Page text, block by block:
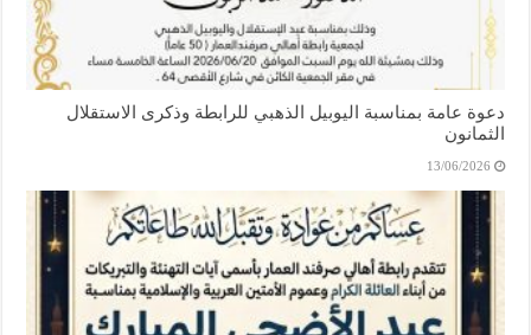
دعوة عامة بمناسبة اليوبيل الذهبي للرابطة وذكرى الاستقلال
الثمانون
13/06/2026